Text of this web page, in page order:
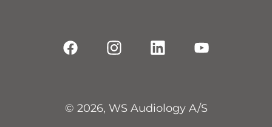
© 2026, WS Audiology A/S